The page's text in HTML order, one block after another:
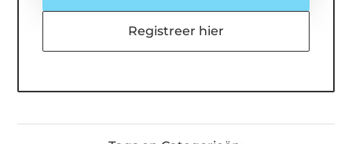
Registreer hier